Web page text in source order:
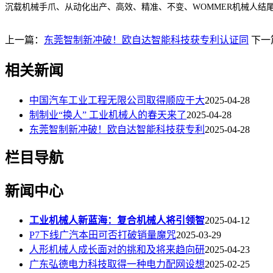
沉载机械手爪、从动化出产、高效、精准、不变、WOMMER机械人
上一篇： 东莞智制新冲破！欧自达智能科技获专利认证同 下一
相关新闻
中国汽车工业工程无限公司取得顺应于大2025-04-28
制制业“换人” 工业机械人的春天来了2025-04-28
东莞智制新冲破！欧自达智能科技获专利 2025-04-28
栏目导航
新闻中心
工业机械人新蓝海：复合机械人将引领智2025-04-12
P7下线广汽本田可否打破销量魔咒2025-03-29
人形机械人成长面对的挑和及将来趋向研2025-04-23
广东弘德电力科技取得一种电力配网设想2025-02-25